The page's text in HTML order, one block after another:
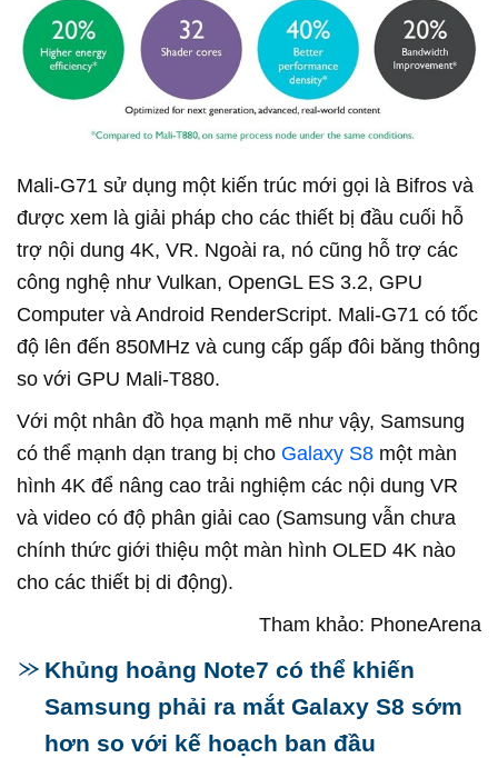
Mali-G71 sử dụng một kiến trúc mới gọi là Bifros và
được xem là giải pháp cho các thiết bị đầu cuối hỗ
trợ nội dung 4K, VR. Ngoài ra, nó cũng hỗ trợ các
công nghệ như Vulkan, OpenGL ES 3.2, GPU
Computer và Android RenderScript. Mali-G71 có tốc
độ lên đến 850MHz và cung cấp gấp đôi băng thông
so với GPU Mali-T880.
Với một nhân đồ họa mạnh mẽ như vậy, Samsung
có thể mạnh dạn trang bị cho Galaxy S8 một màn
hình 4K để nâng cao trải nghiệm các nội dung VR
và video có độ phân giải cao (Samsung vẫn chưa
chính thức giới thiệu một màn hình OLED 4K nào
cho các thiết bị di động).
Tham khảo: PhoneArena
Khủng hoảng Note7 có thể khiến
Samsung phải ra mắt Galaxy S8 sớm
hơn so với kế hoạch ban đầu